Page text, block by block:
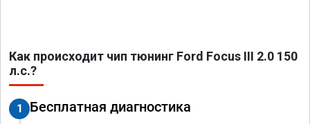
Как происходит чип тюнинг Ford Focus III 2.0 150
л.с.?
1 Бесплатная диагностика